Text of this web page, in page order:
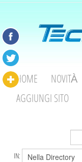
HOME NOVITÀ
AGGIUNGI SITO
IN: